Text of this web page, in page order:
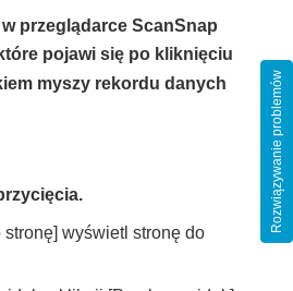
przeglądarce ScanSnap
pojawi się po kliknięciu
myszy rekordu danych
wyświetl stronę do
Rozwiązywanie problemów